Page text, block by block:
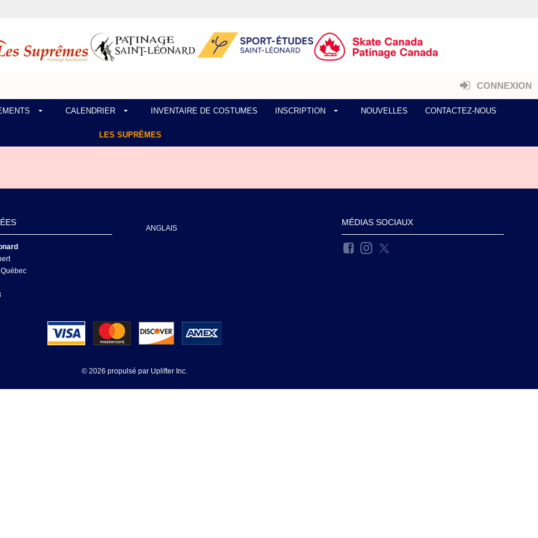
CONNEXION
CALENDRIER INVENTAIRE DE COSTUMES INSCRIPTION NOUVELLES CONTACTEZ-NOUS
LES SUPRÊMES
ANGLAIS
MÉDIAS SOCIAUX
© 2026 propulsé par Uplifter Inc.